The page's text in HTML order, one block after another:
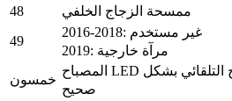
48
ممسحة الزجاج الخلفي
49
2016-2018: غير مستخدم
2019: مرآة خارجية
خمسون
المصباح LED الأيمن / ضبط نطاق المصباح التلقائي بشكل
صحيح